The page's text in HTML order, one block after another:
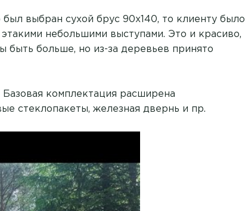
был выбран сухой брус 90х140, то клиенту было
небольшими выступами. Это и красиво,
больше, но из-за деревьев принято
Базовая комплектация расширена
стеклопакеты, железная двернь и пр.